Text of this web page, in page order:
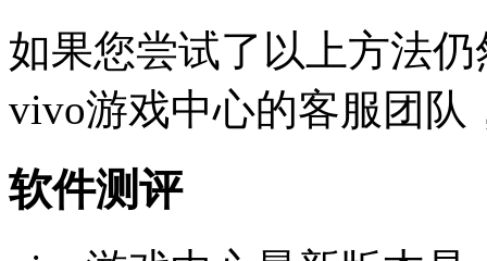
如果您尝试了以上方法
vivo游戏中心的客服团队
软件测评